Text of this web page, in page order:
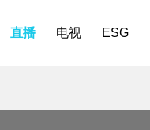
直播 电视 ESG